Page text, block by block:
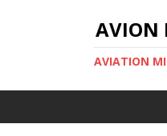
AVION
AVIATION